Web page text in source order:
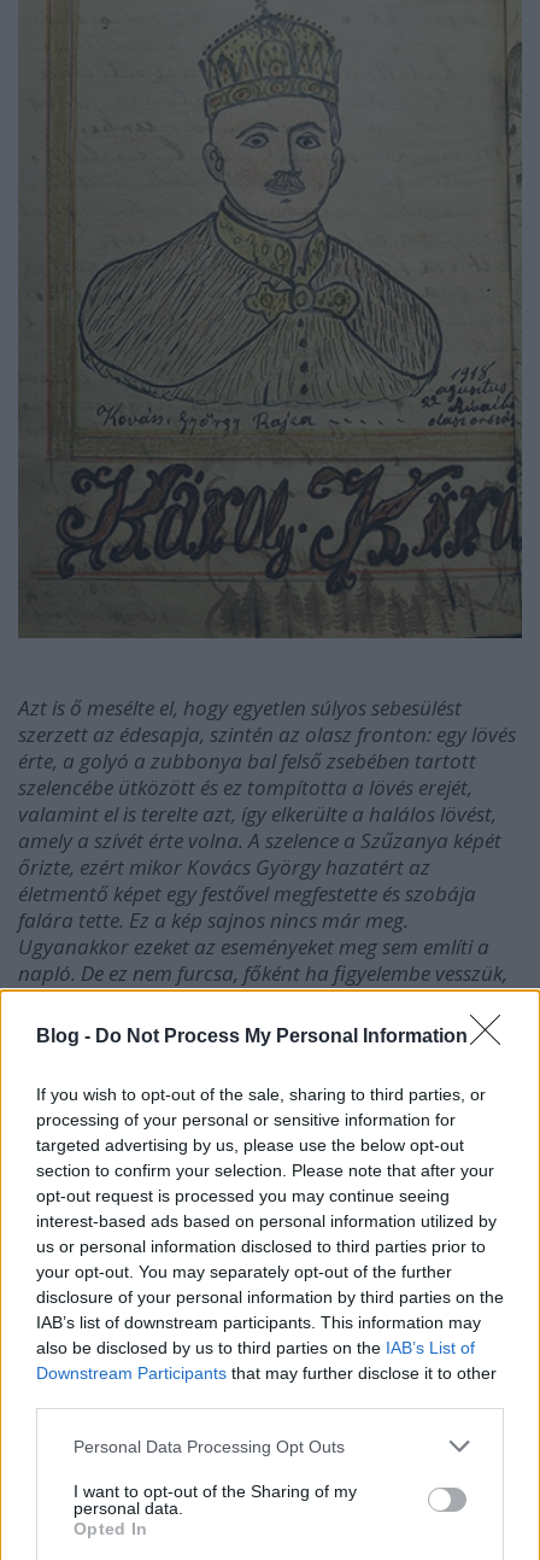
Blog - Do Not Process My Personal Information
If you wish to opt-out of the sale, sharing to third parties, or
processing of your personal or sensitive information for
targeted advertising by us, please use the below opt-out
section to confirm your selection. Please note that after your
opt-out request is processed you may continue seeing
interest-based ads based on personal information utilized by
us or personal information disclosed to third parties prior to
your opt-out. You may separately opt-out of the further
disclosure of your personal information by third parties on the
IAB’s list of downstream participants. This information may
also be disclosed by us to third parties on the IAB’s List of
Downstream Participants that may further disclose it to other
Please note that this website/app uses one or more Google
not limited to your visit or usage behaviour. You may click to
grant or deny consent to Google and its third-party tags to
use your data for below specified purposes in below Google
Personal Data Processing Opt Outs
I want to opt-out of the Sharing of my
personal data.
Opted In
Azt is ő mesélte el, hogy egyetlen súlyos sebesülést
szerzett az édesapja, szintén az olasz fronton: egy lövés
érte, a golyó a zubbonya bal felső zsebében tartott
szelencébe ütközött és ez tompította a lövés erejét,
valamint el is terelte azt, így elkerülte a halálos lövést,
amely a szívét érte volna. A szelence a Szűzanya képét
őrizte, ezért mikor Kovács György hazatért az
életmentő képet egy festővel megfestette és szobája
falára tette. Ez a kép sajnos nincs már meg.
Ugyanakkor ezeket az eseményeket meg sem említi a
napló. De ez nem furcsa, főként ha figyelembe vesszük,
hogy nem beszél a kitüntetéseinek körülményeiről sem -
két kivételtől eltekintve -, valamint arról sem, hogy
miképpen mentette meg az életét egy kis kápolna fenn a
bajtársát is elvitte oda, mikor a keleti frontról az olasz
frontra vezényelték hadosztályát. Ezekről a dolgokról
csak sejtéseink lehetnek. Az elbeszélések és a versek nagy
része – már amelyikről a dátumozás alapján
megállapítható – 1917–1918-ban lettek lejegyezve, és
jórészt ezen időszakból származó történeteket is
tartalmaznak. Ez érdekes momentum, hiszen az író
maga utal rá, hogy már a háború kitörésének első
napjaiban bevonult. Az is látható viszont, hogy a rajzok
egy része már 1914–1915-ben papírra került.
Egyértelművé tehetjük tehát, hogy az író e naplót csak
otthon végezte el 1919-ben.”
A napló oldalait az író nem számozta meg. A
levéltárban jelenleg az írásmű mellékletekkel